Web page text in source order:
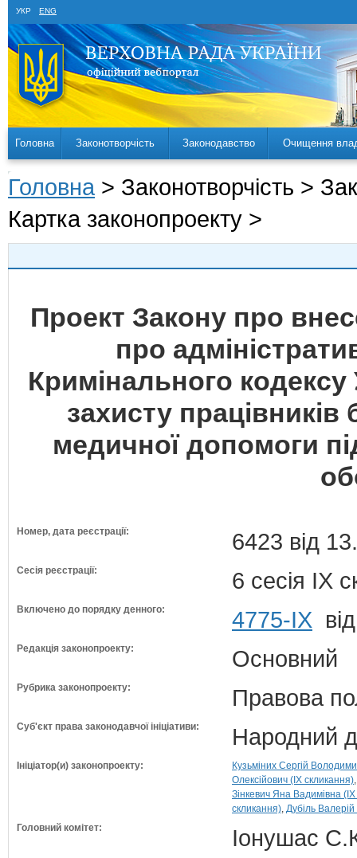
УКР ENG
Головна Законотворчість Законодавство Очищення
Головна > Законотворчість >
Картка законопроекту >
Проект Закону про
про
Кримінального
захисту працівників
медичної допомоги
Номер, дата реєстрації: 6423 від
Сесія реєстрації: 6 сесія IX
Включено до порядку денного: 4775-IX
Редакція законопроекту: Основний
Рубрика законопроекту: Правова
Суб'єкт права законодавчої ініціативи: Народний
Ініціатор(и) законопроекту:
Кузьміних Сергій
Олексійович (IX скликання)
Зінкевич Яна Вадимівна
скликання) Дубіль
Головний комітет:
Іонушас